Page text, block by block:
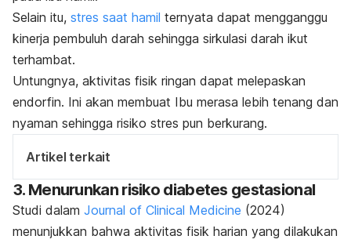
Selain itu, stres saat hamil ternyata dapat mengganggu
kinerja pembuluh darah sehingga sirkulasi darah ikut
terhambat.
Untungnya, aktivitas fisik ringan dapat melepaskan
endorfin. Ini akan membuat Ibu merasa lebih tenang dan
nyaman sehingga risiko stres pun berkurang.
Artikel terkait
3. Menurunkan risiko diabetes gestasional
Studi dalam Journal of Clinical Medicine (2024)
menunjukkan bahwa aktivitas fisik harian yang dilakukan